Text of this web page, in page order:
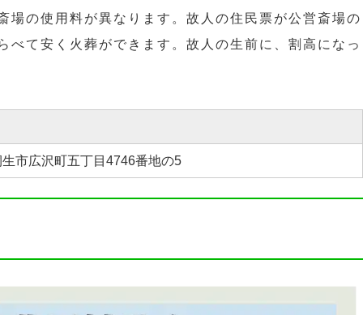
場の使用料が異なります。故人の住民票が公営斎場の
べて安く火葬ができます。故人の生前に、割高になっ
市広沢町五丁目4746番地の5